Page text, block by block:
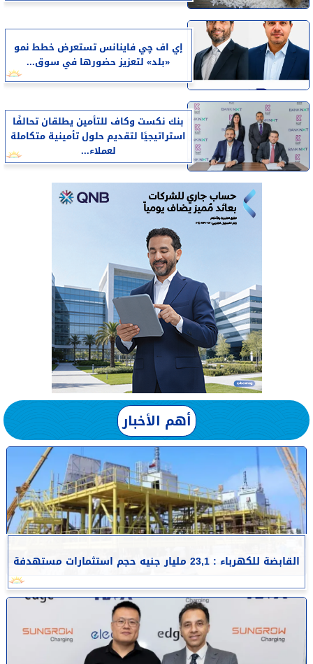
إي اف چي فاينانس تستعرض خطط نمو
«بلد» لتعزيز حضورها في سوق...
بنك نكست وكاف للتأمين يطلقان تحالفًا
استراتيجيًا لتقديم حلول تأمينية متكاملة
لعملاء...
أهم الأخبار
القابضة للكهرباء : 23,1 مليار جنيه حجم استثمارات مستهدفة